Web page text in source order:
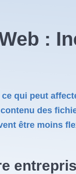
:
qui peut
des
être moins